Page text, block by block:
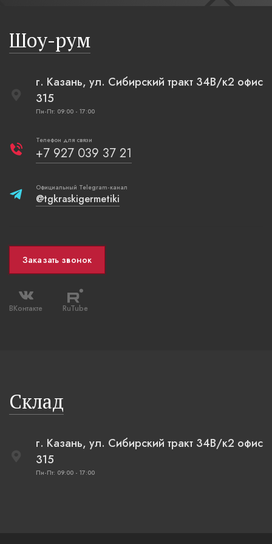
Шоу-рум
г. Казань, ул. Сибирский тракт 34В/к2 офис
315
Пн-Пт: 09:00 - 17:00
Телефон для связи
+7 927 039 37 21
Официальный Telegram-канал
@tgkraskigermetiki
Заказать звонок
ВКонтакте RuTube
Склад
г. Казань, ул. Сибирский тракт 34В/к2 офис
315
Пн-Пт: 09:00 - 17:00